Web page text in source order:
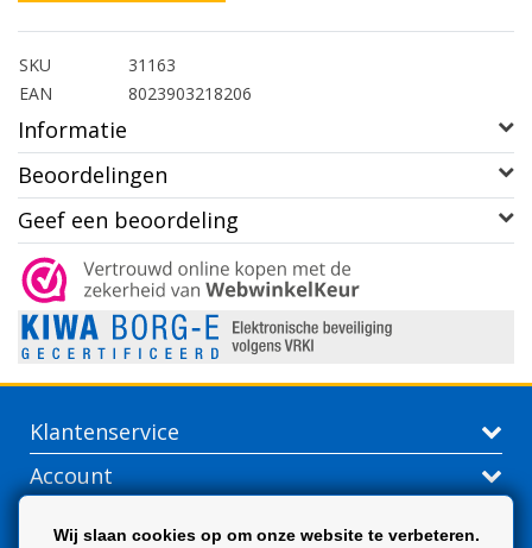
SKU
31163
EAN
8023903218206
Informatie
Beoordelingen
Geef een beoordeling
Klantenservice
Account
Wij slaan cookies op om onze website te verbeteren.